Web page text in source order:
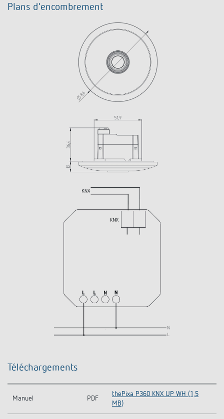
Plans d'encombrement
Téléchargements
Manuel PDF
thePixa P360 KNX UP WH (1,5
MB)